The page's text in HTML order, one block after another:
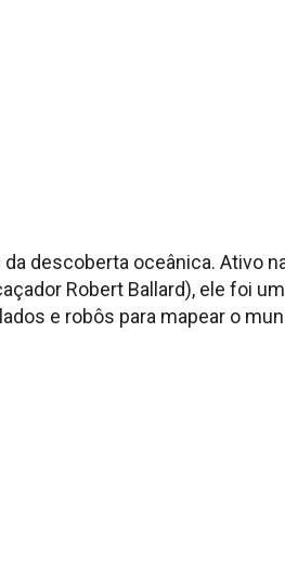
descoberta oceânica. Ativo
Robert Ballard), ele foi
e robôs para mapear o